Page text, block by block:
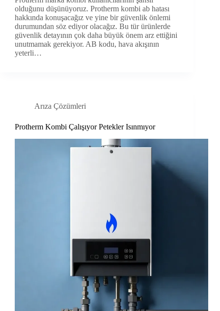
olduğunu düşünüyoruz. Protherm kombi ab hatası
hakkında konuşacağız ve yine bir güvenlik önlemi
durumundan söz ediyor olacağız. Bu tür ürünlerde
güvenlik detayının çok daha büyük önem arz ettiğini
unutmamak gerekiyor. AB kodu, hava akışının
yeterli…
Arıza Çözümleri
Protherm Kombi Çalışıyor Petekler Isınmıyor